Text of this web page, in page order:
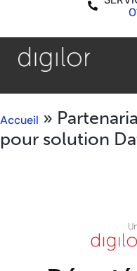
Accueil »
pour solution